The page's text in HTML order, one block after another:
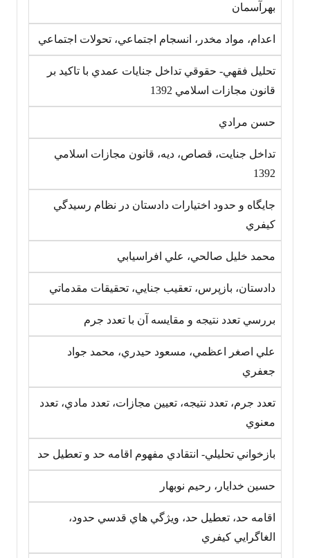
بهرآسمان
اعدام، مواد مخدر، انسجام اجتماعي، تحولات اجتماعي
تحليل فقهي- حقوقي تداخل جنايات عمدي با تاکيد بر
قانون مجازات اسلامي ‎1392
حسن مرادي
تداخل جنايت، قصاص، ديه، قانون مجازات اسلامي
‎1392
جايگاه و حدود اختيارات دادستان در نظام رسيدگي
کيفري
محمد خليل صالحي، علي افراسيابي
دادستان، بازپرس، تعقيب جنايي، تحقيقات مقدماتي
بررسي تعدد نتيجه و مقايسه آن با تعدد جرم
علي اصغر اعظمي، مسعود حيدري، محمد جواد
جعفري
تعدد جرم، تعدد نتيجه، تعيين مجازات، تعدد مادي، تعدد
معنوي
بازخواني تحليلي- انتقادي مفهوم اقامه حد و تعطيل حد
حسين خدايار، رحيم نوبهار
اقامه حد، تعطيل حد، ويژگي هاي قدسي حدود،
الغاگرايي کيفري